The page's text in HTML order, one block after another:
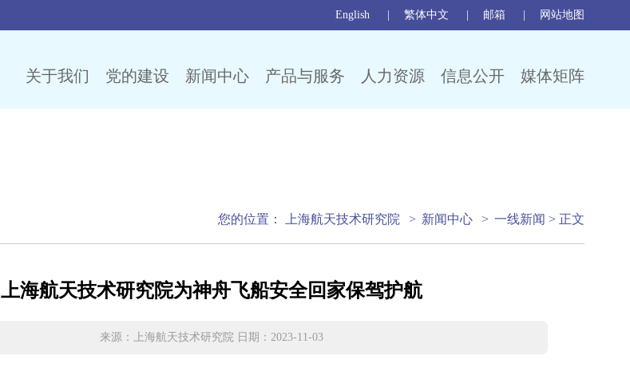
English 繁体中文 邮箱 网站地图
关于我们 党的建设 新闻中心 产品与服务 人力资源 信息公开 媒体矩阵
您的位置： 上海航天技术研究院 > 新闻中心 > 一线新闻 > 正文
上海航天技术研究院为神舟飞船安全回家保驾护航
来源：上海航天技术研究院 日期：2023-11-03